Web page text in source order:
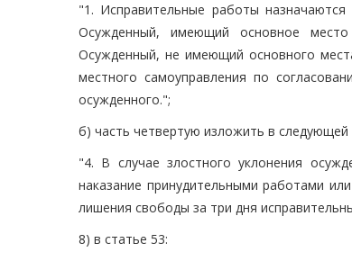
"1. Исправительные работы
Осужденный, имеющий основное
Осужденный, не имеющий основного
местного самоуправления по
осужденного.";
б) часть четвертую изложить в следующей
"4. В случае злостного уклонения
наказание принудительными работами
лишения свободы за три дня
8) в статье 53: